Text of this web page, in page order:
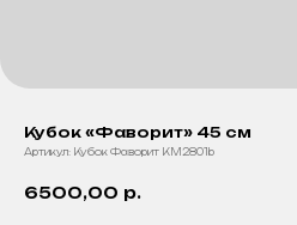
Кубок «Фаворит» 45 см
Артикул: Кубок Фаворит KM2801b
6500,00 р.